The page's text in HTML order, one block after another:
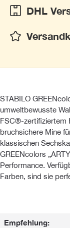
DHL
STABILO
umweltbewusste
FSC®-zertifiziertem
bruchsichere Mine
klassischen
GREENcolors
Performance.
Farben, sind sie
Empfehlung: